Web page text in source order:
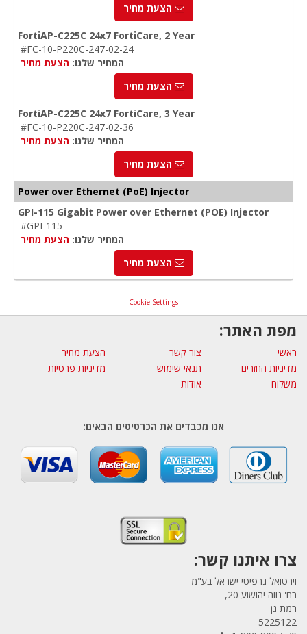
הצעת מחיר
FortiAP-C225C 24x7 FortiCare, 2 Year
#FC-10-P220C-247-02-24
המחיר שלנו: הצעת מחיר
הצעת מחיר
FortiAP-C225C 24x7 FortiCare, 3 Year
#FC-10-P220C-247-02-36
המחיר שלנו: הצעת מחיר
הצעת מחיר
Power over Ethernet (PoE) Injector
GPI-115 Gigabit Power over Ethernet (POE) Injector
#GPI-115
המחיר שלנו: הצעת מחיר
הצעת מחיר
Cookie Settings
מפת האתר:
ראשי צור קשר
הצעת מחיר
מדיניות החזרים
תנאי שימוש
מדיניות פרטיות
משלוח
אודות
אנו מכבדים את הכרטיסים הבאים:
צרו איתנו קשר:
וירטואל גרפיטי ישראל בע"מ
רח' נווה יהושוע 20,
רמת גן
5225122